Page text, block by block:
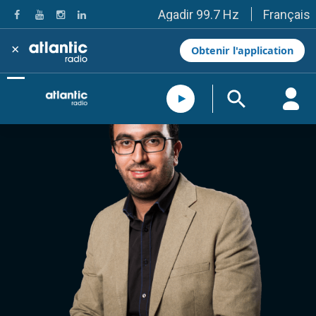
Agadir 99.7 Hz
Tanger 103.3 Hz
Tétouan 87.8 Hz
Fès 98.8 Hz
Meknès 97.2 Hz
El Jadida 97.3
Settat 104,6
Essaouira 96.6
Taounate 95.6
Tiznit 103.1
SkhourRhamna 92.2
Taroudant 104.9
Guelmim 91.9
Tan-Tan 95.2
Tafraout 104.9
Casablanca 92.5 Hz
Rabat, Salé 106.9 Hz
Marrakech 90.5 Hz
Français
× Obtenir l'application